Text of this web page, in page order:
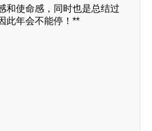
和使命感，同时也是总结过
此年会不能停！**